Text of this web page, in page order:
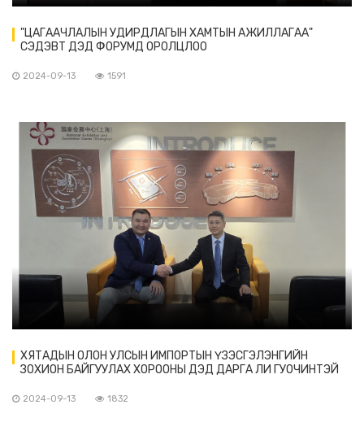
"ЦАГААЧЛАЛЫН УДИРДЛАГЫН ХАМТЫН АЖИЛЛАГАА"
СЭДЭВТ ДЭД ФОРУМД ОРОЛЦЛОО
2024-09-13 1591
ХЯТАДЫН ОЛОН УЛСЫН ИМПОРТЫН ҮЗЭСГЭЛЭНГИЙН
ЗОХИОН БАЙГУУЛАХ ХОРООНЫ ДЭД ДАРГА ЛИ ГУОЧИНТЭЙ
2024-09-13 1832